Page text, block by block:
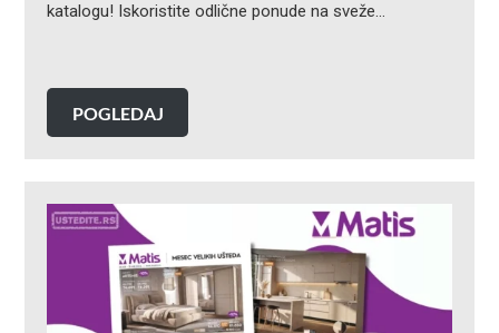
katalogu! Iskoristite odlične ponude na sveže…
POGLEDAJ